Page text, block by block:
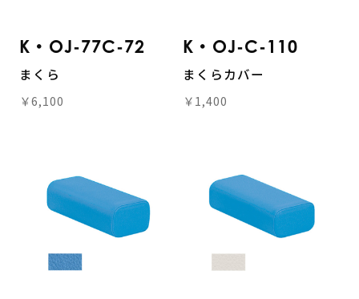
K・OJ-77C-72
まくら
￥6,100
K・OJ-C-110
まくらカバー
￥1,400